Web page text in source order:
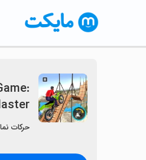
حرکات